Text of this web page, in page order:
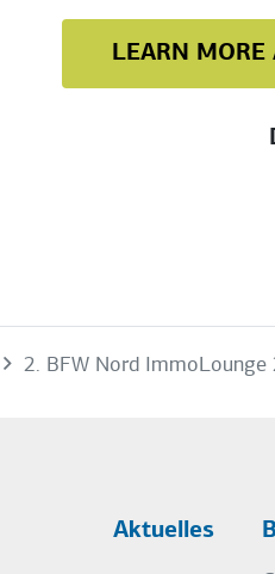
LEARN MORE
2. BFW Nord ImmoLounge
Aktuelles